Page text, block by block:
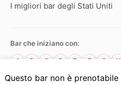
Questo bar non è prenotabile
I migliori bar degli Stati Uniti
Bar che iniziano con:
A B C D E F G H
O
P Q R S T U V